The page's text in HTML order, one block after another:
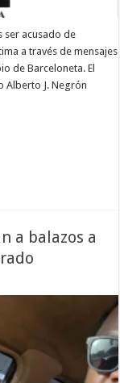
ser acusado de
a través de mensajes
de Barceloneta. El
Alberto J. Negrón
a balazos a